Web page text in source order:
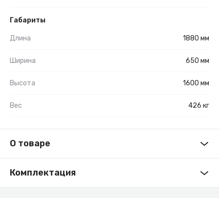
Габариты
Длина 1880 мм
Ширина 650 мм
Высота 1600 мм
Вес 426 кг
О товаре
Комплектация